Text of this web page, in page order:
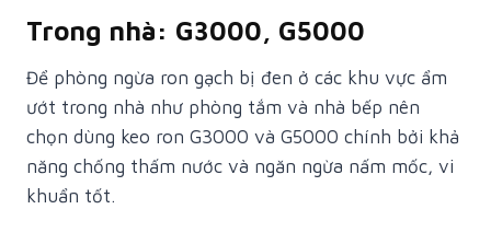
Trong nhà: G3000, G5000
Để phòng ngừa ron gạch bị đen ở các khu vực ẩm
ướt trong nhà như phòng tắm và nhà bếp nên
chọn dùng keo ron G3000 và G5000 chính bởi khả
năng chống thấm nước và ngăn ngừa nấm mốc, vi
khuẩn tốt.